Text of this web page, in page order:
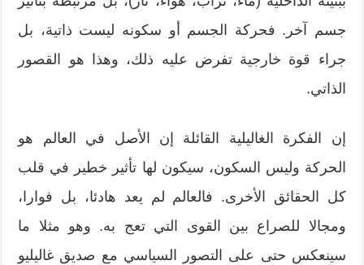
جسم آخر. فحركة الجسم أو سكونه ليست ذاتية، بل
جراء قوة خارجية تفرض عليه ذلك، وهذا هو القصور
الذاتي.
إن الفكرة الغاليلية القائلة إن الأصل في العالم هو
الحركة وليس السكون، سيكون لها تأثير خطير في قلب
كل الحقائق الأخرى. فالعالم لم يعد هادئا، بل فوارا،
ومجالا للصراع بين القوى التي تعج به. وهو مثلا ما
سينعكس حتى على التصور السياسي مع صديق غاليليو